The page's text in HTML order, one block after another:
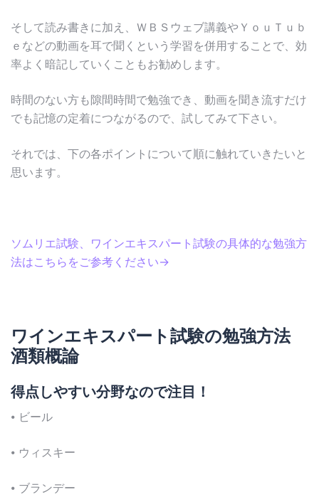
そして読み書きに加え、ＷＢＳウェブ講義やＹｏｕＴｕｂ
ｅなどの動画を耳で聞くという学習を併用することで、効
率よく暗記していくこともお勧めします。
時間のない方も隙間時間で勉強でき、動画を聞き流すだけ
でも記憶の定着につながるので、試してみて下さい。
それでは、下の各ポイントについて順に触れていきたいと
思います。
ソムリエ試験、ワインエキスパート試験の具体的な勉強方
法はこちらをご参考ください→
ワインエキスパート試験の勉強方法
酒類概論
得点しやすい分野なので注目！
⦁ ビール
⦁ ウィスキー
⦁ ブランデー